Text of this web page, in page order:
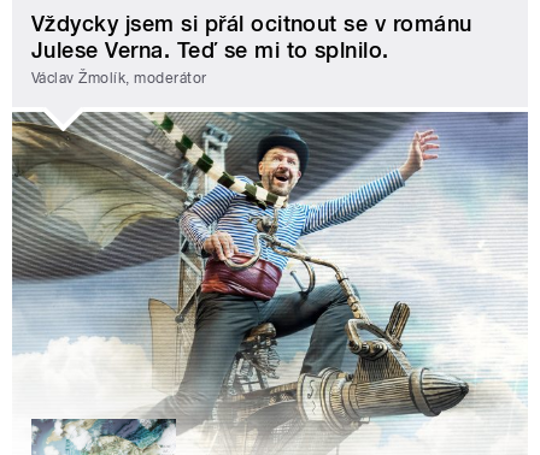
Vždycky jsem si přál ocitnout se v románu
Julese Verna. Teď se mi to splnilo.
Václav Žmolík, moderátor